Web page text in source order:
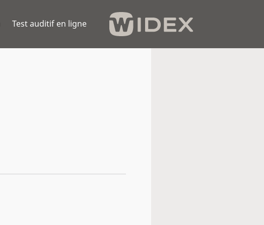
Test auditif en ligne